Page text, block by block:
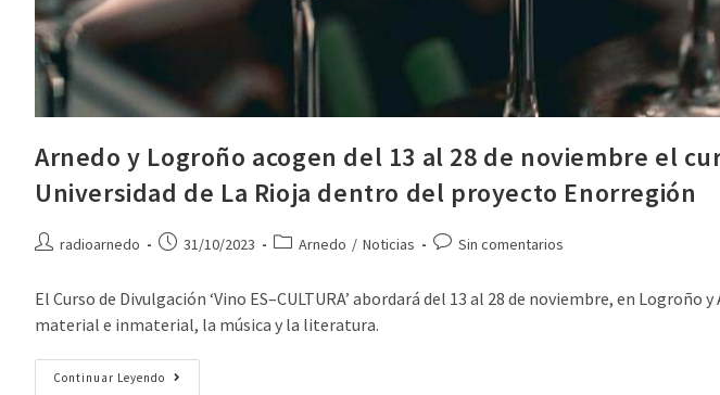
Arnedo y Logroño acogen del 13 al 28 de noviembre el
Universidad de La Rioja dentro del proyecto Enorregión
radioarnedo 31/10/2023 Arnedo / Noticias Sin comentarios
El Curso de Divulgación ‘Vino ES–CULTURA’ abordará del 13 al 28 de noviembre, en
material e inmaterial, la música y la literatura.
Continuar Leyendo